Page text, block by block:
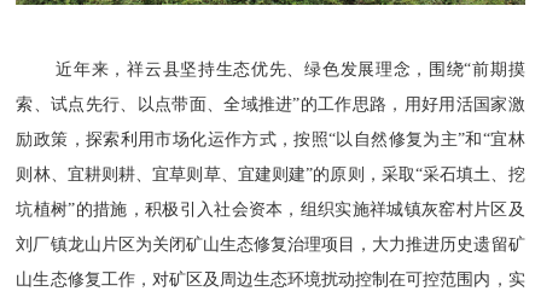
近年来，祥云县坚持生态优先、绿色发展理念，围绕“前期摸
索、试点先行、以点带面、全域推进”的工作思路，用好用活国家激
励政策，探索利用市场化运作方式，按照“以自然修复为主”和“宜林
则林、宜耕则耕、宜草则草、宜建则建”的原则，采取“采石填土、挖
坑植树”的措施，积极引入社会资本，组织实施祥城镇灰窑村片区及
刘厂镇龙山片区为关闭矿山生态修复治理项目，大力推进历史遗留矿
山生态修复工作，对矿区及周边生态环境扰动控制在可控范围内，实